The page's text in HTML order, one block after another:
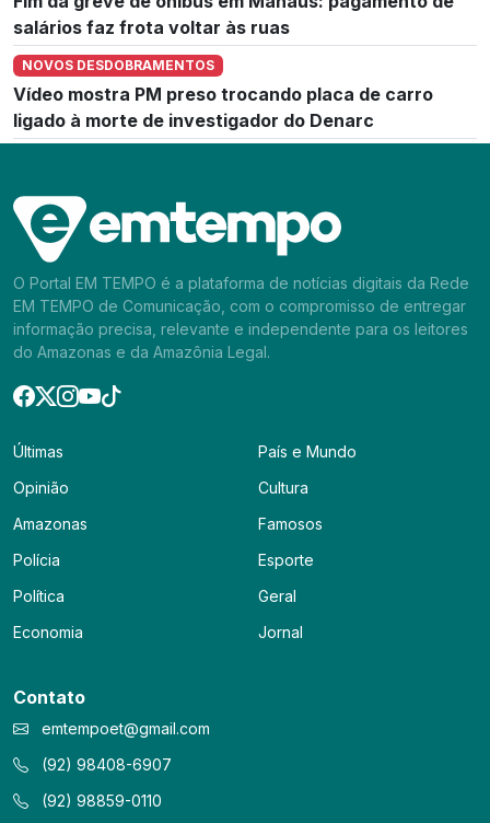
salários faz frota voltar às ruas
NOVOS DESDOBRAMENTOS
Vídeo mostra PM preso trocando placa de carro
ligado à morte de investigador do Denarc
O Portal EM TEMPO é a plataforma de notícias digitais da Rede
EM TEMPO de Comunicação, com o compromisso de entregar
informação precisa, relevante e independente para os leitores
do Amazonas e da Amazônia Legal.
Últimas
Opinião
Amazonas
Polícia
Política
Economia
País e Mundo
Cultura
Famosos
Esporte
Geral
Jornal
Contato
emtempoet@gmail.com
(92) 98408-6907
(92) 98859-0110